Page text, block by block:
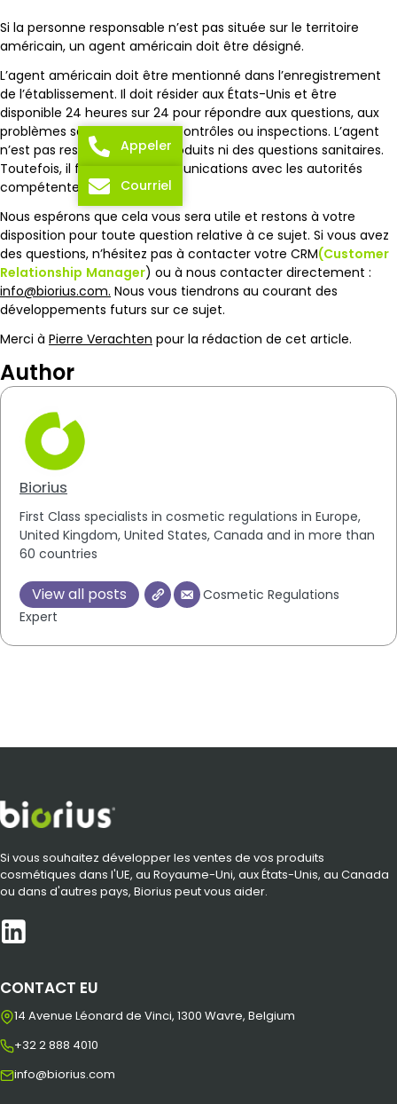
Si la personne responsable n’est pas située sur le territoire
américain, un agent américain doit être désigné.
L’agent américain doit être mentionné dans l’enregistrement
de l’établissement. Il doit résider aux États-Unis et être
disponible 24 heures sur 24 pour répondre aux questions, aux
problèmes sanitaires et aux contrôles ou inspections. L’agent
n’est pas responsable des produits ni des questions sanitaires.
Toutefois, il facilite les communications avec les autorités
compétentes.
Nous espérons que cela vous sera utile et restons à votre
disposition pour toute question relative à ce sujet. Si vous avez
des questions, n’hésitez pas à contacter votre CRM(Customer
Relationship Manager) ou à nous contacter directement :
info@biorius.com. Nous vous tiendrons au courant des
développements futurs sur ce sujet.
Merci à Pierre Verachten pour la rédaction de cet article.
Author
Biorius
First Class specialists in cosmetic regulations in Europe,
United Kingdom, United States, Canada and in more than
60 countries
View all posts
Cosmetic Regulations
Expert
Si vous souhaitez développer les ventes de vos produits
cosmétiques dans l'UE, au Royaume-Uni, aux États-Unis, au Canada
ou dans d'autres pays, Biorius peut vous aider.
CONTACT EU
14 Avenue Léonard de Vinci, 1300 Wavre, Belgium
+32 2 888 4010
info@biorius.com
Appeler
Courriel